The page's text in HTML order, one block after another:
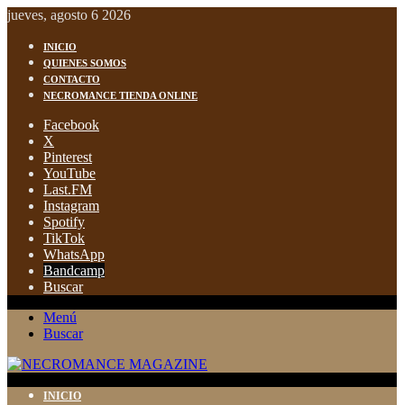
jueves, agosto 6 2026
INICIO
QUIENES SOMOS
CONTACTO
NECROMANCE TIENDA ONLINE
Facebook
X
Pinterest
YouTube
Last.FM
Instagram
Spotify
TikTok
WhatsApp
Bandcamp
Buscar
Menú
Buscar
INICIO